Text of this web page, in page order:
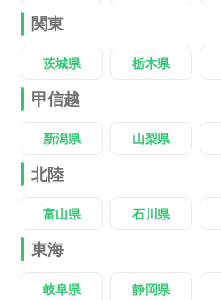
関東
茨城県 栃木県
甲信越
新潟県 山梨県
北陸
富山県 石川県
東海
岐阜県 静岡県